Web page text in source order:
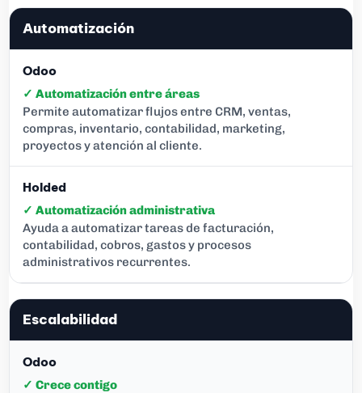
Automatización
✓ Automatización entre áreas
Permite automatizar flujos entre CRM, ventas,
compras, inventario, contabilidad, marketing,
proyectos y atención al cliente.
✓ Automatización administrativa
Ayuda a automatizar tareas de facturación,
contabilidad, cobros, gastos y procesos
administrativos recurrentes.
Escalabilidad
✓ Crece contigo